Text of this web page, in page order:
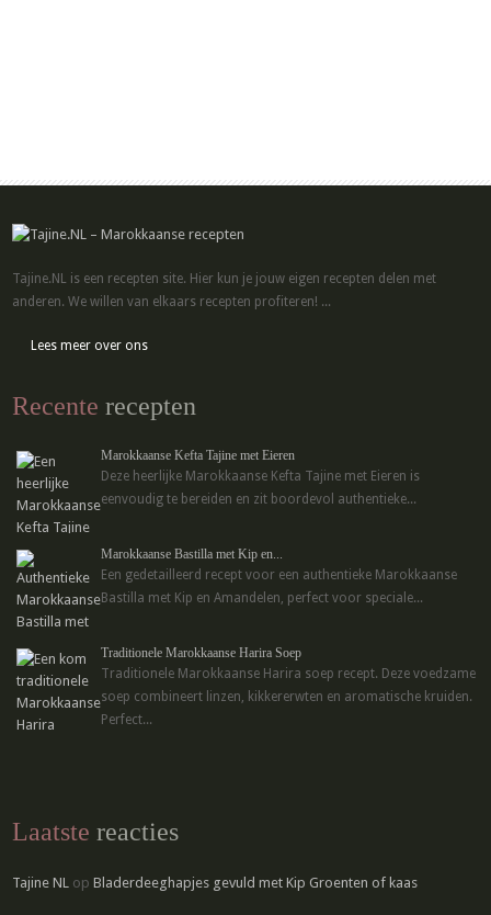
Tajine.NL is een recepten site. Hier kun je jouw eigen recepten delen met
anderen. We willen van elkaars recepten profiteren! ...
Lees meer over ons
Recente recepten
Marokkaanse Kefta Tajine met Eieren
Deze heerlijke Marokkaanse Kefta Tajine met Eieren is
eenvoudig te bereiden en zit boordevol authentieke...
Marokkaanse Bastilla met Kip en...
Een gedetailleerd recept voor een authentieke Marokkaanse
Bastilla met Kip en Amandelen, perfect voor speciale...
Traditionele Marokkaanse Harira Soep
Traditionele Marokkaanse Harira soep recept. Deze voedzame
soep combineert linzen, kikkererwten en aromatische kruiden.
Perfect...
Laatste reacties
Tajine NL opBladerdeeghapjes gevuld met Kip Groenten of kaas